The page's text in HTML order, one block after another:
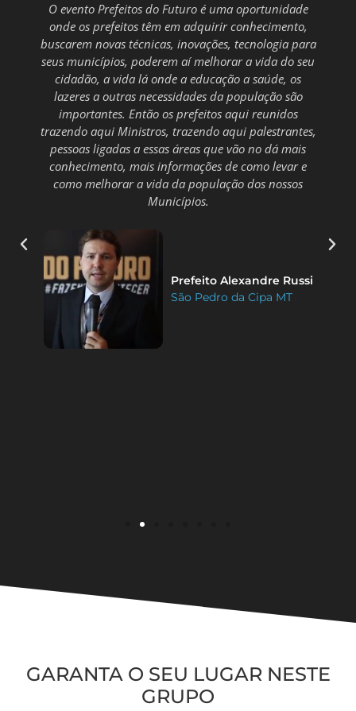
O evento Prefeitos do Futuro é uma oportunidade
onde os prefeitos têm em adquirir conhecimento,
buscarem novas técnicas, inovações, tecnologia para
seus municípios, poderem aí melhorar a vida do seu
cidadão, a vida lá onde a educação a saúde, os
lazeres a outras necessidades da população são
importantes. Então os prefeitos aqui reunidos
trazendo aqui Ministros, trazendo aqui palestrantes,
pessoas ligadas a essas áreas que vão no dá mais
conhecimento, mais informações de como levar e
como melhorar a vida da população dos nossos
Municípios.
Prefeito Alexandre Russi
São Pedro da Cipa MT
GARANTA O SEU LUGAR NESTE
GRUPO